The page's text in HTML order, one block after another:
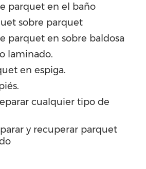
parquet en el baño
sobre parquet
parquet en sobre baldosa
laminado.
en espiga.
cualquier tipo de
y recuperar parquet